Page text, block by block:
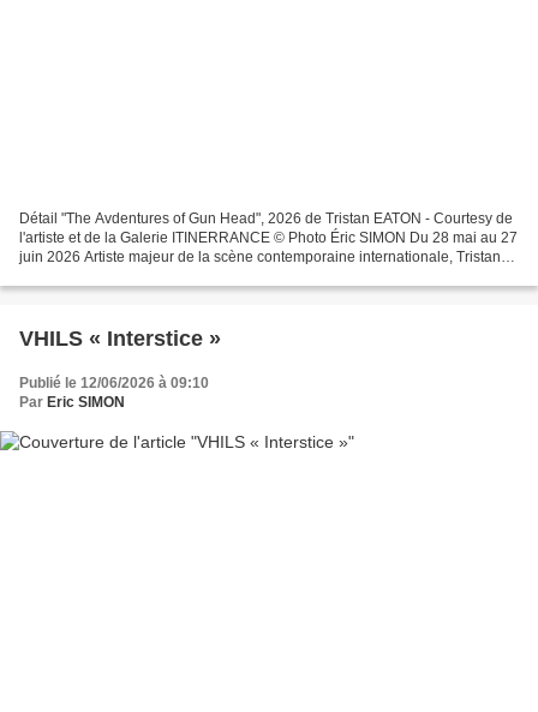
Détail "The Avdentures of Gun Head", 2026 de Tristan EATON - Courtesy de
l'artiste et de la Galerie ITINERRANCE © Photo Éric SIMON Du 28 mai au 27
juin 2026 Artiste majeur de la scène contemporaine internationale, Tristan
VHILS « Interstice »
Publié le 12/06/2026 à 09:10
Par Eric SIMON